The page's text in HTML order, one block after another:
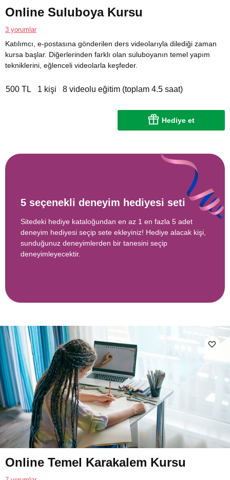
Online Suluboya Kursu
3 yorumlar
Katılımcı, e-postasına gönderilen ders videolarıyla dilediği zaman
kursa başlar. Diğerlerinden farklı olan suluboyanın temel yapım
tekniklerini, eğlenceli videolarla keşfeder.
500 TL 1 kişi 8 videolu eğitim (toplam 4.5 saat)
Hediye et
5 seçenekli deneyim hediyesi seti
Sitedeki hediye kataloğundan en az 1 en fazla 5 adet
deneyim hediyesi seçip sete ekleyiniz! Hediye alacak kişi,
sunduğunuz deneyimlerden bir tanesini seçip
deneyimleyecektir.
Online Temel Karakalem Kursu